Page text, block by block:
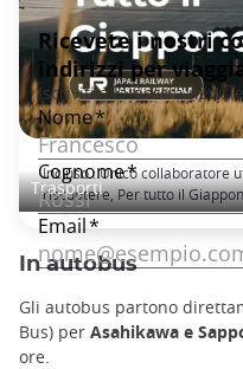
Japan Rail Pass:
Trasporti
Incluso : Unico collaboratore
riscuotere, Per tutto il
In autobus
Gli autobus partono
Bus) per Asahikawa e
ore.